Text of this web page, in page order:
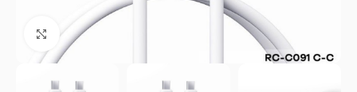
Klikni za uvećanje